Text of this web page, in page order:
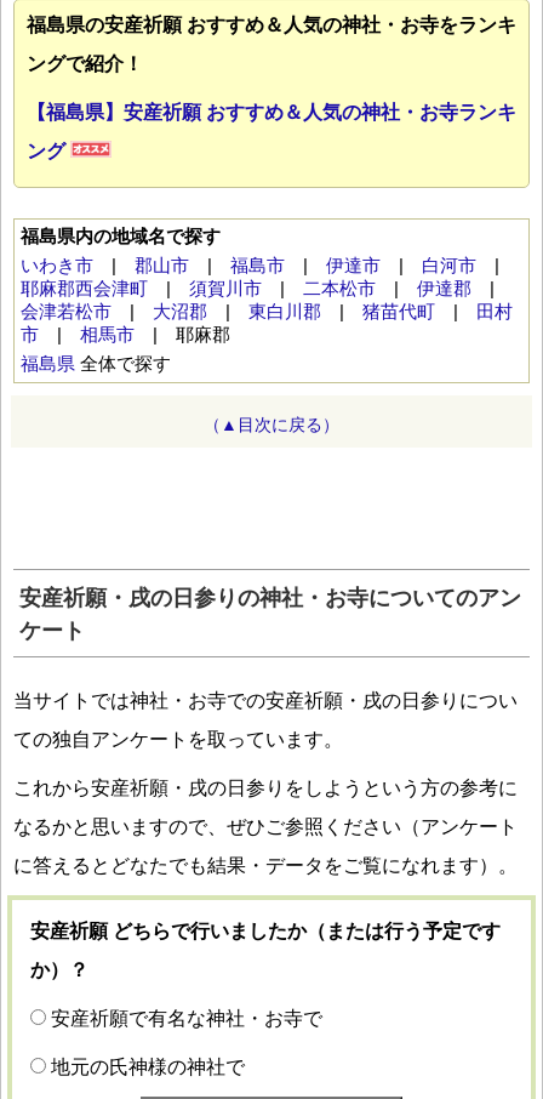
福島県の安産祈願 おすすめ＆人気の神社・お寺をランキ
ングで紹介！
【福島県】安産祈願 おすすめ＆人気の神社・お寺ランキ
ング
福島県内の地域名で探す
いわき市 | 郡山市 | 福島市 | 伊達市 | 白河市 |
耶麻郡西会津町 | 須賀川市 | 二本松市 | 伊達郡 |
会津若松市 | 大沼郡 | 東白川郡 | 猪苗代町 | 田村
市 | 相馬市 | 耶麻郡
福島県 全体で探す
（▲目次に戻る）
安産祈願・戌の日参りの神社・お寺についてのアン
ケート
当サイトでは神社・お寺での安産祈願・戌の日参りについ
ての独自アンケートを取っています。
これから安産祈願・戌の日参りをしようという方の参考に
なるかと思いますので、ぜひご参照ください（アンケート
に答えるとどなたでも結果・データをご覧になれます）。
安産祈願 どちらで行いましたか（または行う予定です
か）？
安産祈願で有名な神社・お寺で
地元の氏神様の神社で